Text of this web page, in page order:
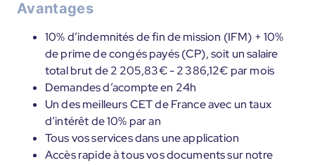
Avantages
10% d’indemnités de fin de mission (IFM) + 10%
de prime de congés payés (CP), soit un salaire
total brut de 2 205,83€ - 2 386,12€ par mois
Demandes d’acompte en 24h
Un des meilleurs CET de France avec un taux
d’intérêt de 10% par an
Tous vos services dans une application
Accès rapide à tous vos documents sur notre